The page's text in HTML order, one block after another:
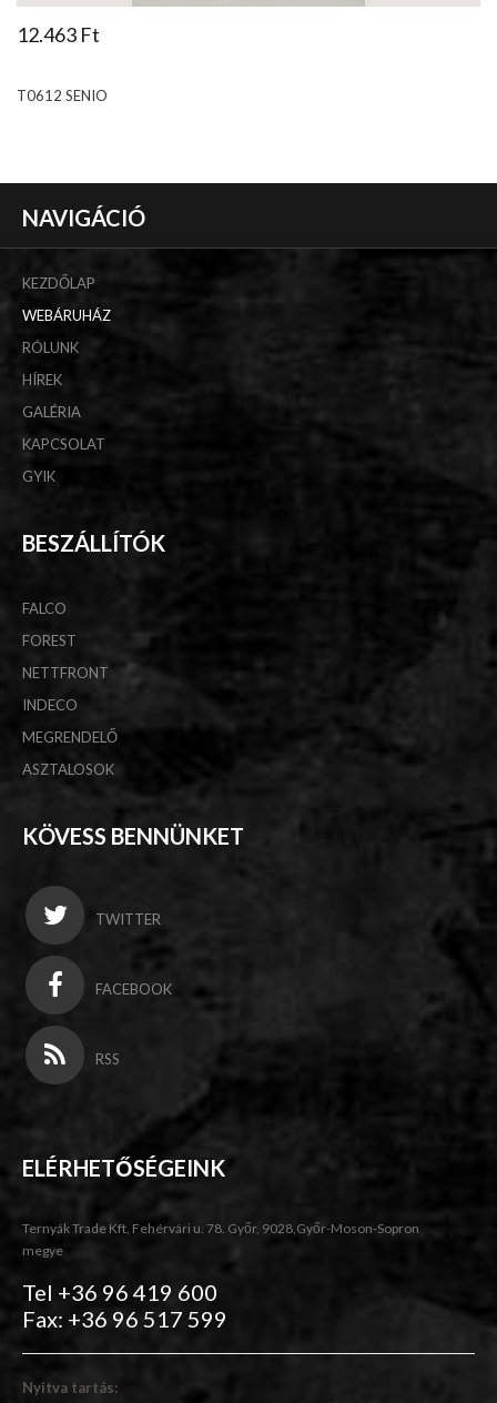
12.463 Ft
T0612 SENIO
NAVIGÁCIÓ
KEZDŐLAP
WEBÁRUHÁZ
RÓLUNK
HÍREK
GALÉRIA
KAPCSOLAT
GYIK
BESZÁLLÍTÓK
FALCO
FOREST
NETTFRONT
INDECO
MEGRENDELŐ
ASZTALOSOK
KÖVESS BENNÜNKET
TWITTER
FACEBOOK
RSS
ELÉRHETŐSÉGEINK
Ternyák Trade Kft, Fehérvári u. 78. Győr, 9028,Győr-Moson-Sopron
megye
Tel +36 96 419 600
Fax: +36 96 517 599
Nyitva tartás: